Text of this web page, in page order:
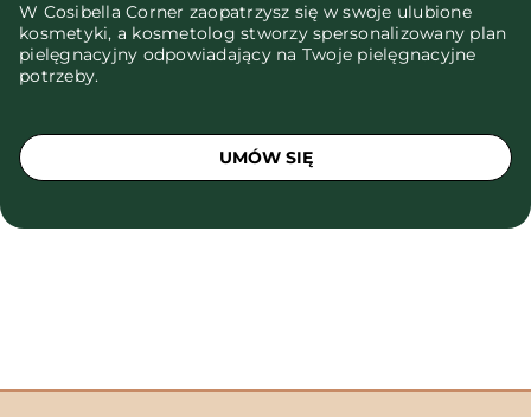
W Cosibella Corner zaopatrzysz się w swoje ulubione
kosmetyki, a kosmetolog stworzy spersonalizowany plan
pielęgnacyjny odpowiadający na Twoje pielęgnacyjne
potrzeby.
UMÓW SIĘ